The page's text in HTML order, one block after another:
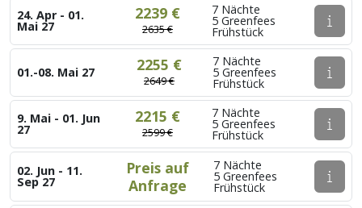
24. Apr - 01.
Mai 27
2239 €
2635 €
7 Nächte
5 Greenfees
Frühstück
01.-08. Mai 27 2255 €
2649 €
7 Nächte
5 Greenfees
Frühstück
9. Mai - 01. Jun
27
2215 €
2599 €
7 Nächte
5 Greenfees
Frühstück
02. Jun - 11.
Sep 27
Preis auf
Anfrage
7 Nächte
5 Greenfees
Frühstück